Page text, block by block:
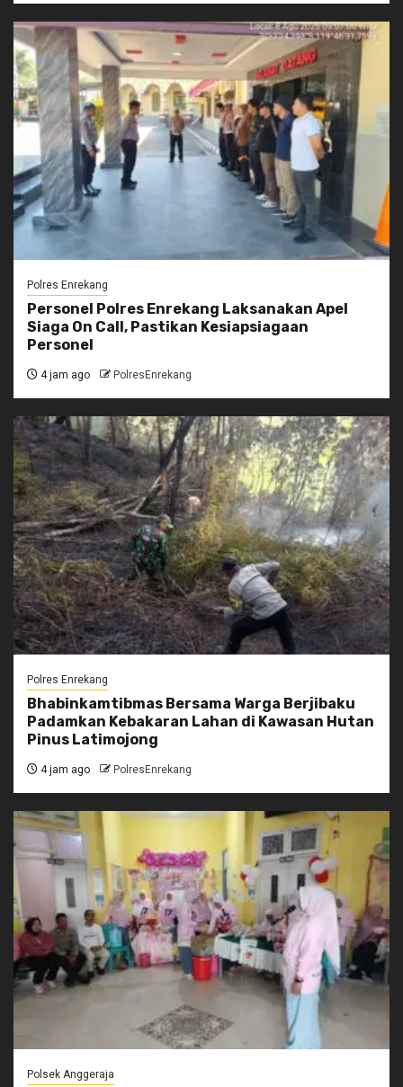
Polres Enrekang
Personel Polres Enrekang Laksanakan Apel
Siaga On Call, Pastikan Kesiapsiagaan
Personel
4 jam ago PolresEnrekang
Polres Enrekang
Bhabinkamtibmas Bersama Warga Berjibaku
Padamkan Kebakaran Lahan di Kawasan Hutan
Pinus Latimojong
4 jam ago PolresEnrekang
Polsek Anggeraja